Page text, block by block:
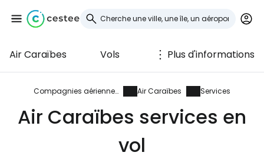
Air Caraïbes Vols Plus d'informations
Compagnies aériennes Air Caraïbes Services
Air Caraïbes services en
vol
Se connecter à
Cestee
... la communauté mondiale des voyageurs